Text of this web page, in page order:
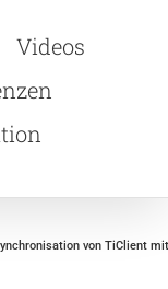
Videos
von TiClient